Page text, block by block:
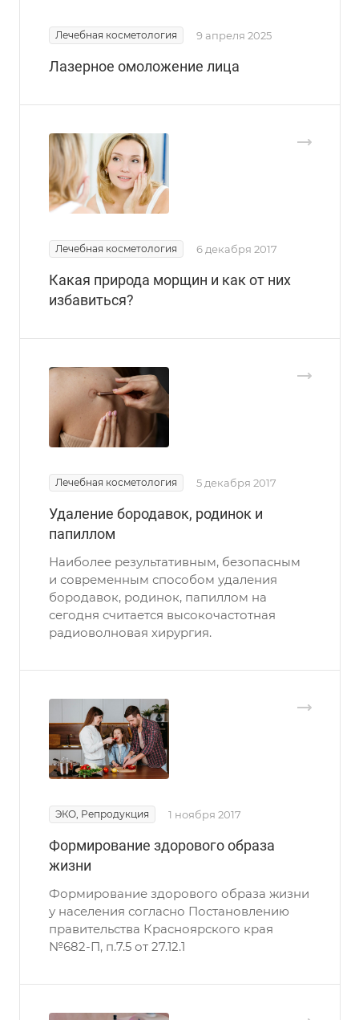
Лечебная косметология 9 апреля 2025
Лазерное омоложение лица
Лечебная косметология 6 декабря 2017
Какая природа морщин и как от них
избавиться?
Лечебная косметология 5 декабря 2017
Удаление бородавок, родинок и
папиллом
Наиболее результативным, безопасным
и современным способом удаления
бородавок, родинок, папиллом на
сегодня считается высокочастотная
радиоволновая хирургия.
ЭКО, Репродукция 1 ноября 2017
Формирование здорового образа
жизни
Формирование здорового образа жизни
у населения согласно Постановлению
правительства Красноярского края
№682-П, п.7.5 от 27.12.1